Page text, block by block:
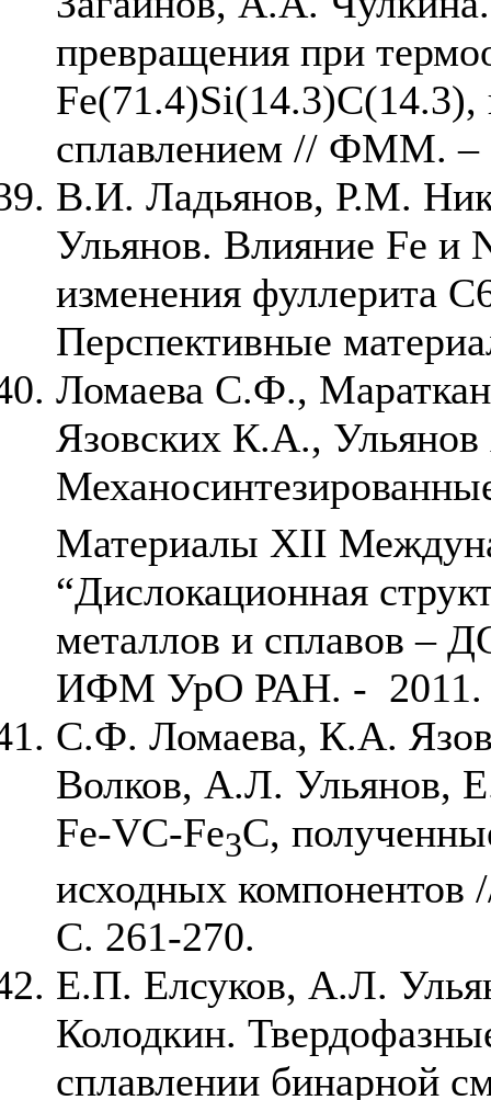
превращения при
Fe(71.4)Si(14.3)C(14.3),
сплавлением // ФММ. –
В.И. Ладьянов, Р.М.
Ульянов. Влияние Fe и
изменения фуллерита
Перспективные
Ломаева С.Ф.,
Язовских К.А.,
Материалы XII
“Дислокационная
металлов и сплавов –
ИФМ УрО РАН. - 2011.
С.Ф. Ломаева, К.А.
Волков, А.Л. Ульянов,
Fe-VC-Fe3C,
исходных
С. 261-270.
Е.П. Елсуков, А.Л.
Колодкин.
сплавлении бинарной